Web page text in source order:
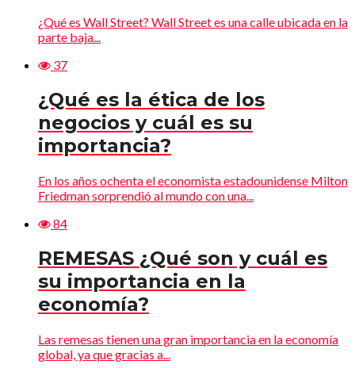
¿Qué es Wall Street? Wall Street es una calle ubicada en la
parte baja...
37
¿Qué es la ética de los
negocios y cuál es su
importancia?
En los años ochenta el economista estadounidense Milton
Friedman sorprendió al mundo con una...
84
REMESAS ¿Qué son y cuál es
su importancia en la
economía?
Las remesas tienen una gran importancia en la economía
global, ya que gracias a...